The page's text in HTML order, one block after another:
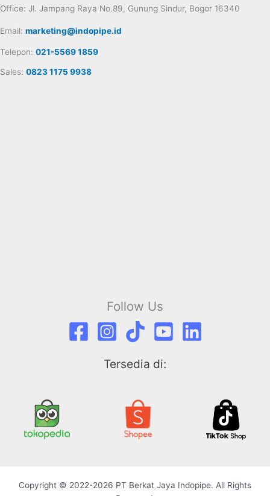
Office: Jl. Jampang Raya No.89, Gunung Sindur, Bogor 16340
Email: marketing@indopipe.id
Telepon: 021-5569 1859
Sales: 0823 1175 9938
Follow Us
Tersedia di:
Copyright © 2022-2026 PT Berkat Jaya Indopipe. All Rights